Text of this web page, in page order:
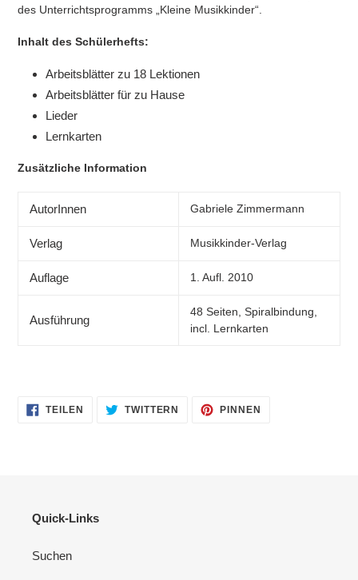
des Unterrichtsprogramms „Kleine Musikkinder“.
Inhalt des Schülerhefts:
Arbeitsblätter zu 18 Lektionen
Arbeitsblätter für zu Hause
Lieder
Lernkarten
Zusätzliche Information
AutorInnen Gabriele Zimmermann
Verlag Musikkinder-Verlag
Auflage 1. Aufl. 2010
Ausführung
48 Seiten, Spiralbindung,
incl. Lernkarten
TEILEN
FACEBOOK
TWITTERN AUF
TWITTER
PINNEN
Quick-Links
Suchen